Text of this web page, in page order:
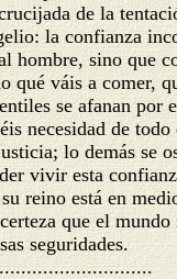
de la
la confianza
hombre, sino que
qué váis a comer,
se afanan por
necesidad de
lo demás se
vivir esta
reino está en
que el mundo
seguridades.